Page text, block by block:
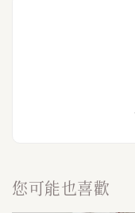
您可能也喜歡